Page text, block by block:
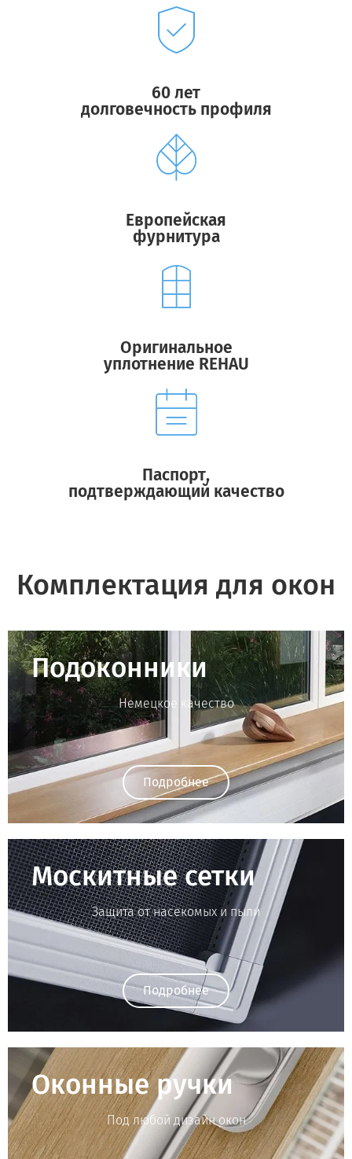
60 лет
долговечность профиля
Европейская
фурнитура
Оригинальное
уплотнение REHAU
Паспорт,
подтверждающий качество
Комплектация для окон
Подоконники
Немецкое качество
Подробнее
Москитные сетки
Защита от насекомых и пыли
Подробнее
Оконные ручки
Под любой дизайн окон